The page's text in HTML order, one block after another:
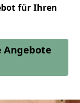
für Ihren
Angebote